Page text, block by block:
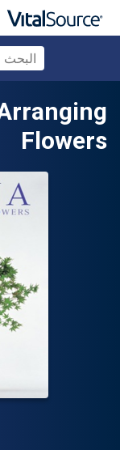
Flowers